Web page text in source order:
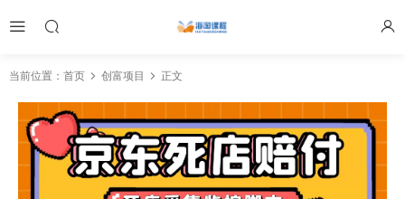
当前位置： 首页 创富项目 正文